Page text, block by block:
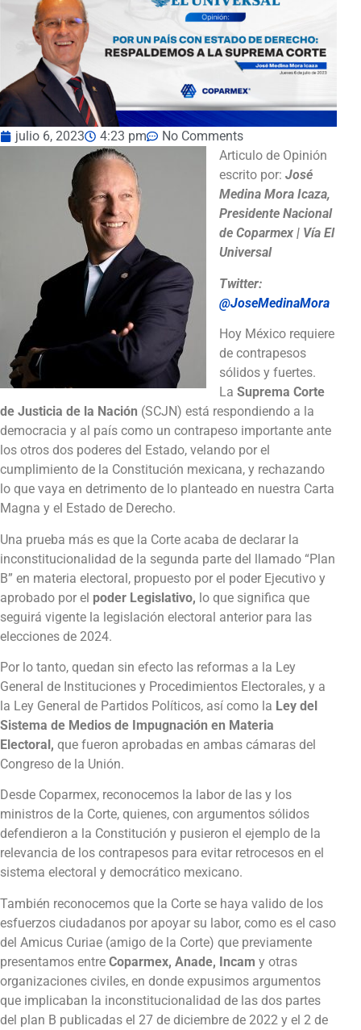
julio 6, 2023 4:23 pm
No Comments
Articulo de Opinión
escrito por: José
Medina Mora Icaza,
Presidente Nacional
de Coparmex | Vía El
Universal
Twitter:
@JoseMedinaMora
Hoy México requiere
de contrapesos
sólidos y fuertes.
La Suprema Corte
de Justicia de la Nación (SCJN) está respondiendo a la
democracia y al país como un contrapeso importante ante
los otros dos poderes del Estado, velando por el
cumplimiento de la Constitución mexicana, y rechazando
lo que vaya en detrimento de lo planteado en nuestra Carta
Magna y el Estado de Derecho.
Una prueba más es que la Corte acaba de declarar la
inconstitucionalidad de la segunda parte del llamado “Plan
B” en materia electoral, propuesto por el poder Ejecutivo y
aprobado por el poder Legislativo, lo que significa que
seguirá vigente la legislación electoral anterior para las
elecciones de 2024.
Por lo tanto, quedan sin efecto las reformas a la Ley
General de Instituciones y Procedimientos Electorales, y a
la Ley General de Partidos Políticos, así como la Ley del
Sistema de Medios de Impugnación en Materia
Electoral, que fueron aprobadas en ambas cámaras del
Congreso de la Unión.
Desde Coparmex, reconocemos la labor de las y los
ministros de la Corte, quienes, con argumentos sólidos
defendieron a la Constitución y pusieron el ejemplo de la
relevancia de los contrapesos para evitar retrocesos en el
sistema electoral y democrático mexicano.
También reconocemos que la Corte se haya valido de los
esfuerzos ciudadanos por apoyar su labor, como es el caso
del Amicus Curiae (amigo de la Corte) que previamente
presentamos entre Coparmex, Anade, Incam y otras
organizaciones civiles, en donde expusimos argumentos
que implicaban la inconstitucionalidad de las dos partes
del plan B publicadas el 27 de diciembre de 2022 y el 2 de